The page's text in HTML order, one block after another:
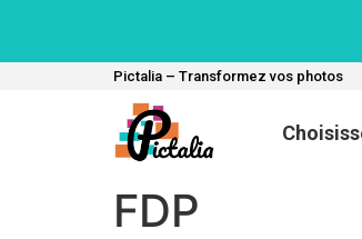
Pictalia – Transformez vos photos
FDP